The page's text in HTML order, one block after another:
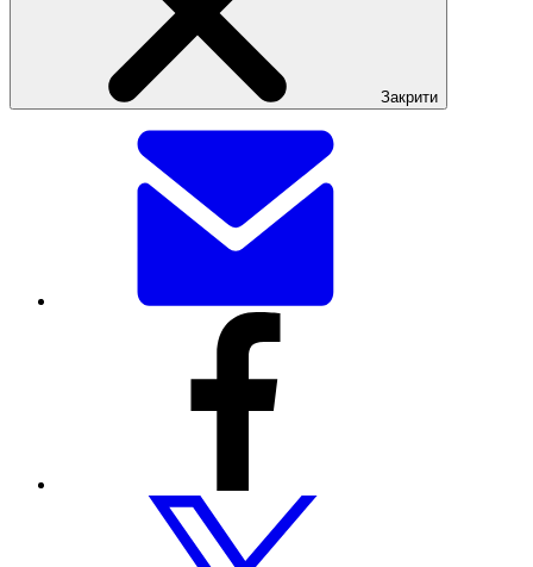
Закрити
Поділитися
електронною
Поділитися